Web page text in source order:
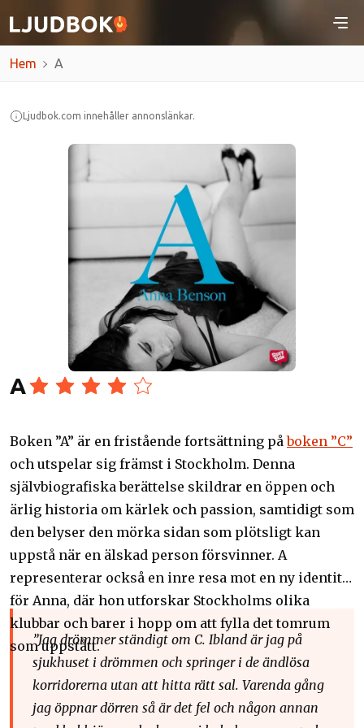
Hem A
Ljudbok.com innehåller annonslänkar.
A
Boken ”A” är en fristående fortsättning påboken ”C”
och utspelar sig främst i Stockholm. Denna
självbiografiska berättelse skildrar en öppen och
ärlig historia om kärlek och passion, samtidigt som
den belyser den mörka sidan som plötsligt kan
uppstå när en älskad person försvinner. A
representerar också en inre resa mot en ny identitet
för Anna, där hon utforskar Stockholms olika
klubbar och barer i hopp om att fylla det tomrum
som uppstått.
”Jag drömmer ständigt om C. Ibland är jag på
sjukhuset i drömmen och springer i de ändlösa
korridorerna utan att hitta rätt sal. Varenda gång
jag öppnar dörren så är det fel och någon annan